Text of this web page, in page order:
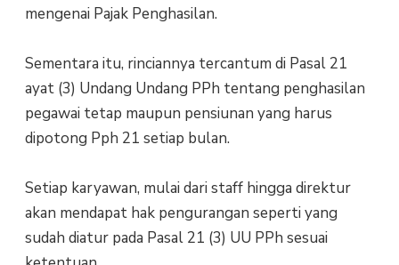
mengenai Pajak Penghasilan.
Sementara itu, rinciannya tercantum di Pasal 21
ayat (3) Undang Undang PPh tentang penghasilan
pegawai tetap maupun pensiunan yang harus
dipotong Pph 21 setiap bulan.
Setiap karyawan, mulai dari staff hingga direktur
akan mendapat hak pengurangan seperti yang
sudah diatur pada Pasal 21 (3) UU PPh sesuai